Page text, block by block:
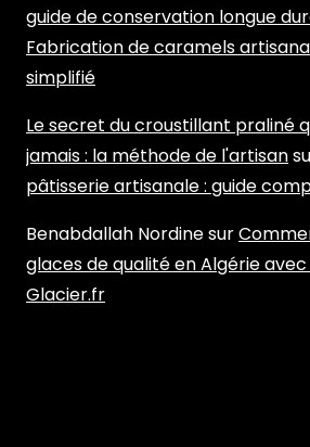
guide de conservation longue
Fabrication de caramels
simplifié
Le secret du croustillant praliné
jamais : la méthode de l'artisan
pâtisserie artisanale : guide
Benabdallah Nordinesur
glaces de qualité en Algérie
Glacier.fr